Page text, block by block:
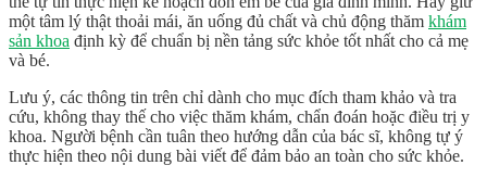
một tâm lý thật thoải mái, ăn uống đủ chất và chủ động thăm khám
sản khoa định kỳ để chuẩn bị nền tảng sức khỏe tốt nhất cho cả mẹ
và bé.
Lưu ý, các thông tin trên chỉ dành cho mục đích tham khảo và tra
cứu, không thay thế cho việc thăm khám, chẩn đoán hoặc điều trị y
khoa. Người bệnh cần tuân theo hướng dẫn của bác sĩ, không tự ý
thực hiện theo nội dung bài viết để đảm bảo an toàn cho sức khỏe.